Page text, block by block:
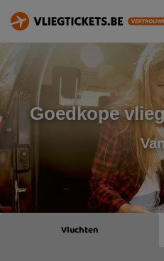
Goedkope